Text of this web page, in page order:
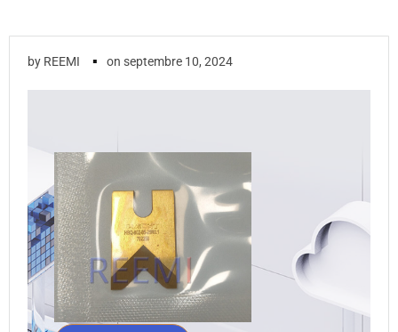
by REEMI ▪ on septembre 10, 2024